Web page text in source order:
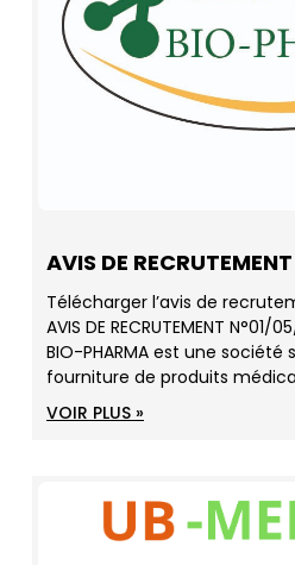
AVIS DE RECRUTEMENT
Télécharger l’avis de
AVIS DE RECRUTEMENT N°01/
BIO-PHARMA est une société
fourniture de produits
VOIR PLUS »